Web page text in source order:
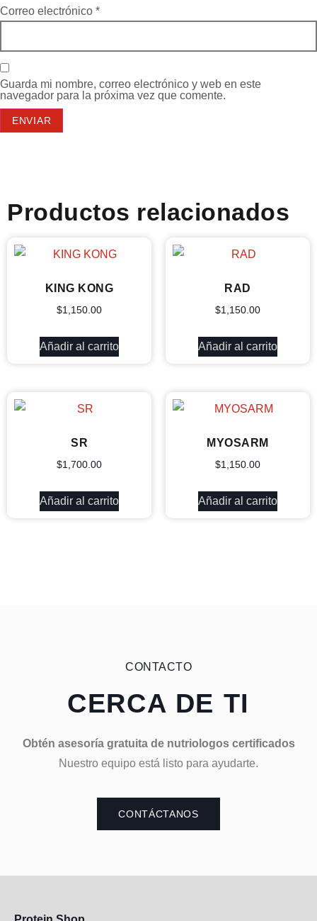
Correo electrónico *
Guarda mi nombre, correo electrónico y web en este
navegador para la próxima vez que comente.
Productos relacionados
KING KONG
$1,150.00
Añadir al carrito
RAD
$1,150.00
Añadir al carrito
SR
$1,700.00
Añadir al carrito
MYOSARM
$1,150.00
Añadir al carrito
CONTACTO
CERCA DE TI
Obtén asesoría gratuita de nutriologos certificados
Nuestro equipo está listo para ayudarte.
CONTÁCTANOS